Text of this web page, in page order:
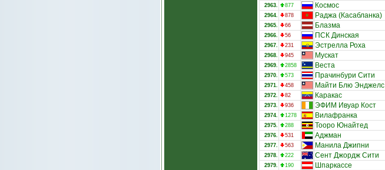
2963.
877 Космос
2964.
878 Раджа (Касабланка)
2965.
66 Блазма
2966.
56 ПСК Динская
2967.
231 Эстрелла Роха
2968.
945 Мускат
2969.
2858 Веста
2970.
573 Прачинбури Сити
2971.
458 Майти Блю Энджелс
2972.
82 Каракас
2973.
936 ЭФИМ Ивуар Кост
2974.
1278 Вилафранка
2975.
288 Тооро Юнайтед
2976.
531 Аджман
2977.
563 Манила Джипни
2978.
222 Сент Джордж Сити
2979.
190 Шпаркассе